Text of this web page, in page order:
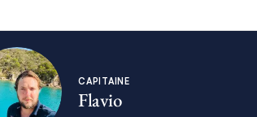
CAPITAINE
Flavio